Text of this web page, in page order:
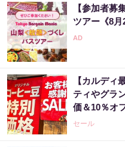
【参加者募
ツアー《8月
【カルディ
ティやグラ
価＆10％オ
セール